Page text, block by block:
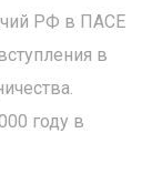
РФ в ПАСЕ
в
году в